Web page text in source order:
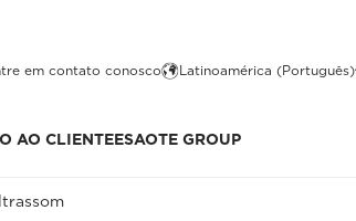
em contato conosco Latinoamérica (Português)
AO CLIENTEESAOTE GROUP